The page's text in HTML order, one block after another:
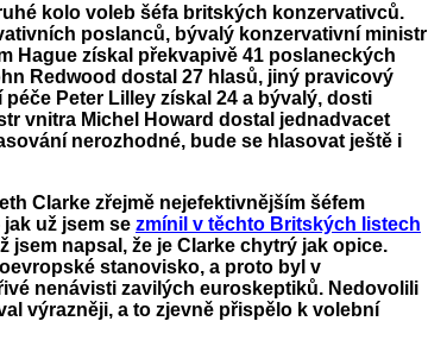
kolo voleb šéfa britských konzervativců.
poslanců, bývalý konzervativní ministr
Hague získal překvapivě 41 poslaneckých
Redwood dostal 27 hlasů, jiný pravicový
Peter Lilley získal 24 a bývalý, dosti
vnitra Michel Howard dostal jednadvacet
nerozhodné, bude se hlasovat ještě i
Clarke zřejmě nejefektivnějším šéfem
už jsem se zmínil v těchto Britských listech
jsem napsal, že je Clarke chytrý jak opice.
stanovisko, a proto byl v
nenávisti zavilých euroskeptiků. Nedovolili
výrazněji, a to zjevně přispělo k volební